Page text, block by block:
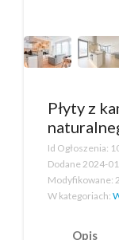
Płyty z
Id Ogłoszenia:
Dodane2024-
Modyfikowane:
W kategoriach:
Opis